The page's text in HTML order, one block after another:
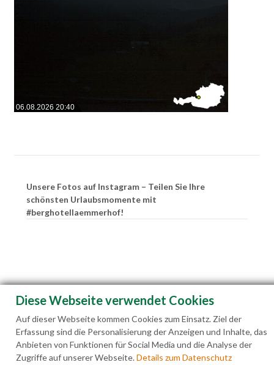
06.08.2026 20:40
Unsere Fotos auf Instagram – Teilen Sie Ihre
schönsten Urlaubsmomente mit
#berghotellaemmerhof!
Diese Webseite verwendet Cookies
Auf dieser Webseite kommen Cookies zum Einsatz. Ziel der
Erfassung sind die Personalisierung der Anzeigen und Inhalte, das
Anbieten von Funktionen für Social Media und die Analyse der
Zugriffe auf unserer Webseite.Details zum Datenschutz